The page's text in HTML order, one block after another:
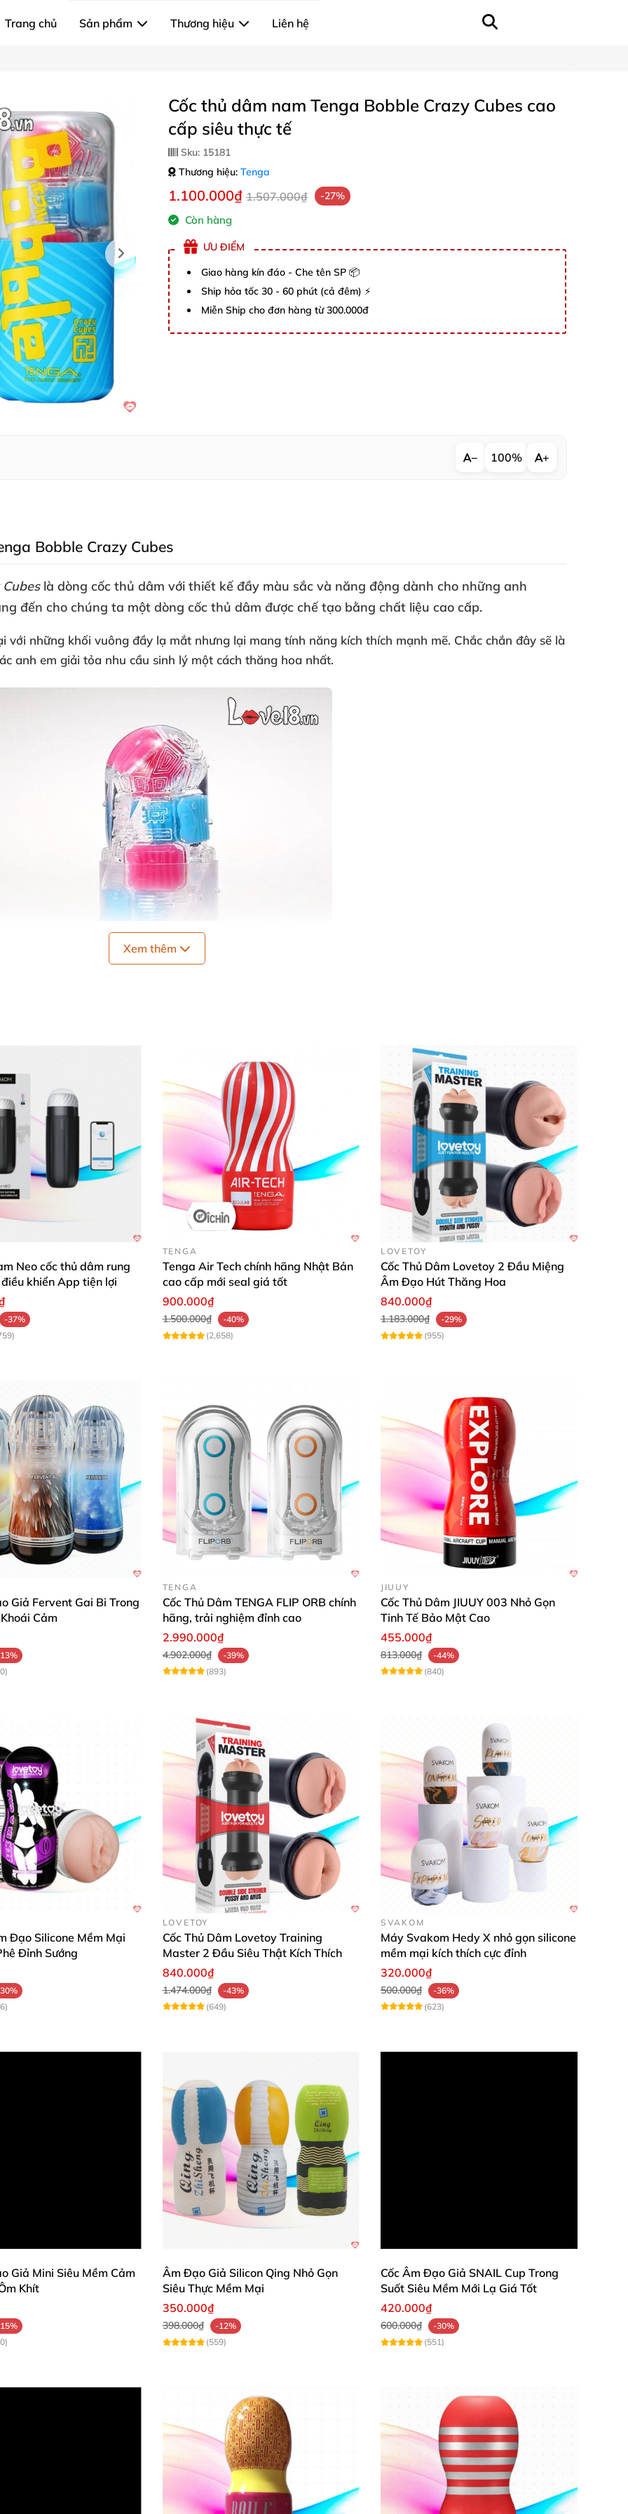
Trang chủ Sản phẩm Thương hiệu Liên hệ
Cốc thủ dâm nam Tenga Bobble Crazy Cubes cao
cấp siêu thực tế
Sku: 15181
Thương hiệu: Tenga
1.100.000₫ 1.507.000₫ -27%
Còn hàng
ƯU ĐIỂM
Giao hàng kín đáo - Che tên SP 📦
Ship hỏa tốc 30 - 60 phút (cả đêm) ⚡
Miễn Ship cho đơn hàng từ 300.000đ
− 100% +
Bobble Crazy Cubes
là dòng cốc thủ dâm với thiết kế đầy màu sắc và năng động dành cho những anh
đến cho chúng ta một dòng cốc thủ dâm được chế tạo bằng chất liệu cao cấp.
với những khối vuông đầy lạ mắt nhưng lại mang tính năng kích thích mạnh mẽ. Chắc chắn đây sẽ là
anh em giải tỏa nhu cầu sinh lý một cách thăng hoa nhất.
cho nam Tenga Bobble Crazy Cubes có thiết kế trong suốt
nam Tenga Bobble Crazy Cubes
Crazy Cubes
, giải tỏa nhu cầu sinh lý phái mạnh.
cho nam Tenga Bobble Crazy Cubes
mang đậm ngôn ngữ thiết kế đầy lạ mắt và nhiều màu sắc
đã gây ấn tượng mạnh cho nam
bạn nam yêu thích sự trẻ trung.Bên ngoài
vẫn là hình dạng cốc thủ dâm hình trụ trong suốt
có thể chuyển động lên xuống. Cùngvới thiết kế lõi siêu mềm
sẽ mang đến một cảm giác tự
Tenga Bobble Crazy Cubes có những khối vuông kích thích mạnh mẽ bên trong lõi.
là một vật liệu có tính đàn hồi cao và dẻo dai nên sẽ giúp nam giới dễ dàng thủ dâm
trên tay anh em sẽ hoàn toàn cảm nhậnđược sự mềm mại với phần lõi
vuông . Nên khi đưa dương vật xâm nhập vào anh em sẽ ngay lập tức cảm nhận được sự ôm khít.
Crazy Cubes có thiết kế khít bót giúp ôm sát lấy dương vậtvà tạo sự massage mạnh mẽ lên dương vật.
thì 5 khối vuông có họa tiết nổi cộm bên trong lõisẽ liên tục tạo sự ma sát lên thân dương vật.
lên “cậu nhỏ”, khiến cho “cậu nhỏ”sẽ càng lúc càng ấm lên và nam giớisẽ cảm nhận rõ hơn
Crazy Cubes có 5 khối vuông chuyển động lên xuống mang đến cảm giác sung sướng khó tả.
này sẽ mang tới cho nam giới sự thăng hoa hơn gấp nhiều lần so
với việc thủ dâm bằng tay
trong việc giải tỏa nhu cầu sinh lý điều đặn , đem đến nhiều lợi ích cho sức khỏevà tinh thần.
thủ dâm cho nam Tenga Bobble Crazy Cubes
các bạn cần vệ sinh cốc kỹ lưỡng trước và sau khi sử dụng
để tránh bị ẩm mốc.
thủ dâm cho nam Tenga Bobble Crazy Cubes dễ dàng rửa sạch với nước.
khoái cảm hơn khi thủ dâm
thì anh em nên lựa chọn thêm cho mình một dòng gel bôi
cao su thì bao cao su
, tránh làm vấy bẩn lõi cốc gây khó
nên sử dụng chung với người khácđể tránh lây nhiễm các bệnh qua đường tình dục nhé.
Xem thêm
Neo cốc thủ dâm rung
khiển App tiện lợi
-37%
TENGA
Tenga Air Tech chính hãng Nhật Bản
cao cấp mới seal giá tốt
900.000₫
1.500.000₫
-40%
(2,658)
LOVETOY
Cốc Thủ Dâm Lovetoy 2 Đầu Miệng
Âm Đạo Hút Thăng Hoa
840.000₫
1.183.000₫
-29%
(955)
Giả Fervent Gai Bi Trong
Cảm
TENGA
Cốc Thủ Dâm TENGA FLIP ORB chính
hãng, trải nghiệm đỉnh cao
2.990.000₫
4.902.000₫
-39%
(893)
JIUUY
Cốc Thủ Dâm JIUUY 003 Nhỏ Gọn
Tinh Tế Bảo Mật Cao
455.000₫
813.000₫
-44%
(840)
Đạo Silicone Mềm Mại
Đỉnh Sướng
LOVETOY
Cốc Thủ Dâm Lovetoy Training
Master 2 Đầu Siêu Thật Kích Thích
840.000₫
1.474.000₫
-43%
(649)
SVAKOM
Máy Svakom Hedy X nhỏ gọn silicone
mềm mại kích thích cực đỉnh
320.000₫
500.000₫
-36%
(623)
Giả Mini Siêu Mềm Cảm
Khít
Âm Đạo Giả Silicon Qing Nhỏ Gọn
Siêu Thực Mềm Mại
350.000₫
398.000₫
-12%
(559)
Cốc Âm Đạo Giả SNAIL Cup Trong
Suốt Siêu Mềm Mới Lạ Giá Tốt
420.000₫
600.000₫
-30%
(551)